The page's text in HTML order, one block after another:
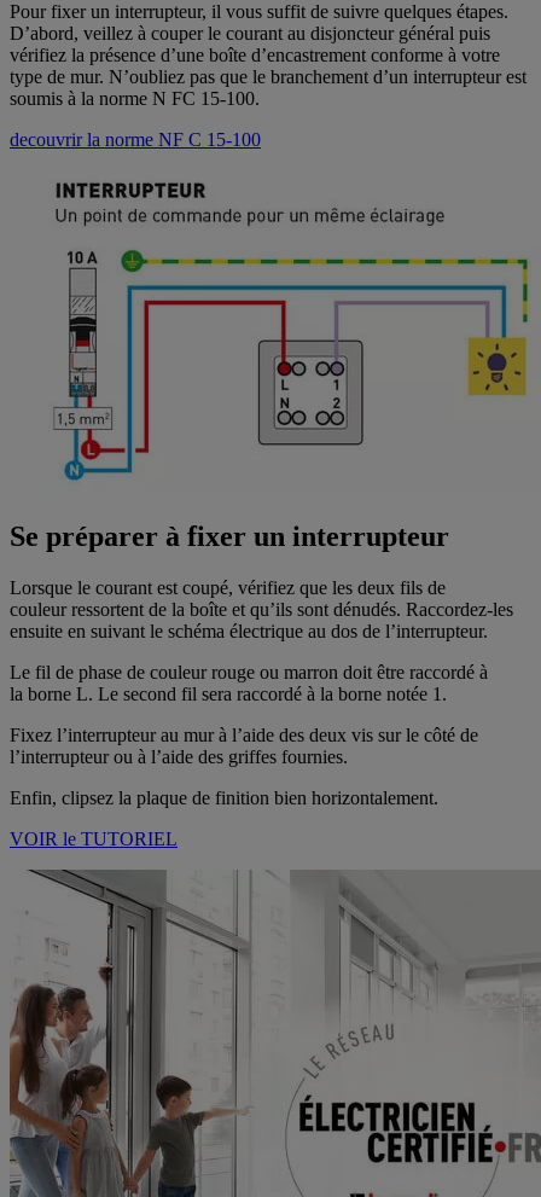
Pour fixer un interrupteur, il vous suffit de suivre quelques étapes.
D’abord, veillez à couper le courant au disjoncteur général puis
vérifiez la présence d’une boîte d’encastrement conforme à votre
type de mur. N’oubliez pas que le branchement d’un interrupteur est
soumis à la norme N FC 15-100.
decouvrir la norme NF C 15-100
Se préparer à fixer un interrupteur
Lorsque le courant est coupé, vérifiez que les deux fils de
couleur ressortent de la boîte et qu’ils sont dénudés. Raccordez-les
ensuite en suivant le schéma électrique au dos de l’interrupteur.
Le fil de phase de couleur rouge ou marron doit être raccordé à
la borne L. Le second fil sera raccordé à la borne notée 1.
Fixez l’interrupteur au mur à l’aide des deux vis sur le côté de
l’interrupteur ou à l’aide des griffes fournies.
Enfin, clipsez la plaque de finition bien horizontalement.
VOIR le TUTORIEL